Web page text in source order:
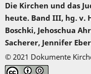
Die Kirchen und das
heute. Band III, hg. v.
Boschki, Jehoschua
Sacherer, Jennifer
© 2021 Dokumente